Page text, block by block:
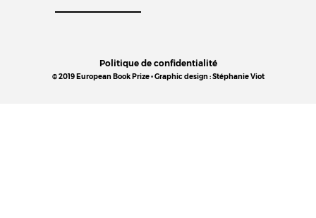
Politique de confidentialité
© 2019 European Book Prize • Graphic design : Stéphanie Viot